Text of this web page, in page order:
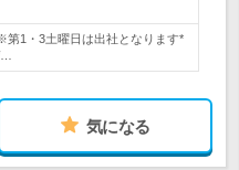
1・3土曜日は出社となります*
気になる